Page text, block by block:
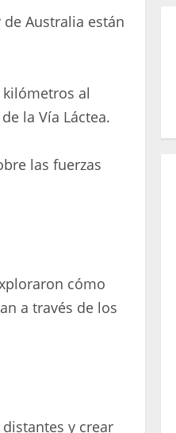
Australia están
al
la Vía Láctea.
las fuerzas
cómo
a través de los
y crear